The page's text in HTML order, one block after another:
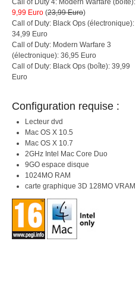
9,99 Euro (23,99 Euro)
Call of Duty: Black Ops (électronique):
34,99 Euro
Call of Duty: Modern Warfare 3
(électronique): 36,95 Euro
Call of Duty: Black Ops (boîte): 39,99
Euro
Configuration requise :
Lecteur dvd
Mac OS X 10.5
Mac OS X 10.7
2GHz Intel Mac Core Duo
9GO espace disque
1024MO RAM
carte graphique 3D 128MO VRAM